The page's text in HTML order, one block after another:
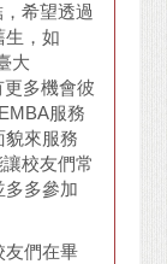
希望透過
生，如
大
多機會彼
服務
貌來服務
校友們常
多多參加
友們在畢